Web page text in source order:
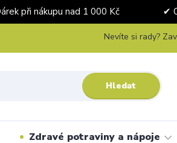
při nákupu nad 1 000 Kč ✔
Hledat
Nevíte si rady?
Zdravé potraviny a nápoje